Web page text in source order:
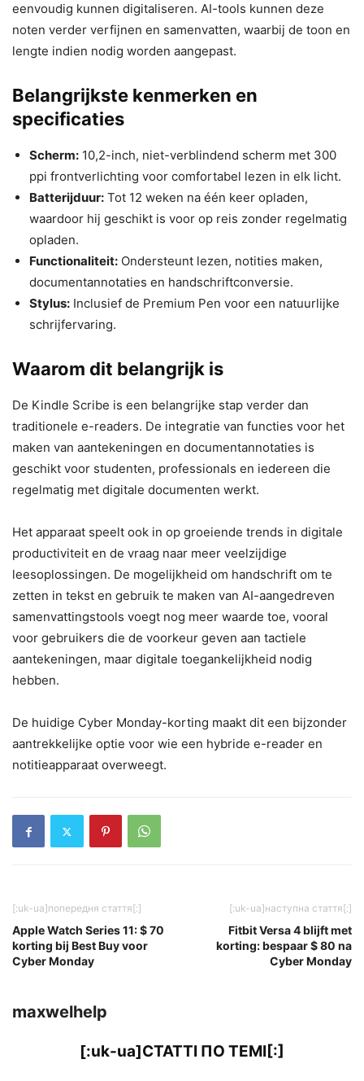
eenvoudig kunnen digitaliseren. AI-tools kunnen deze
noten verder verfijnen en samenvatten, waarbij de toon en
lengte indien nodig worden aangepast.
Belangrijkste kenmerken en
specificaties
Scherm: 10,2-inch, niet-verblindend scherm met 300
ppi frontverlichting voor comfortabel lezen in elk licht.
Batterijduur: Tot 12 weken na één keer opladen,
waardoor hij geschikt is voor op reis zonder regelmatig
opladen.
Functionaliteit: Ondersteunt lezen, notities maken,
documentannotaties en handschriftconversie.
Stylus: Inclusief de Premium Pen voor een natuurlijke
schrijfervaring.
Waarom dit belangrijk is
De Kindle Scribe is een belangrijke stap verder dan
traditionele e-readers. De integratie van functies voor het
maken van aantekeningen en documentannotaties is
geschikt voor studenten, professionals en iedereen die
regelmatig met digitale documenten werkt.
Het apparaat speelt ook in op groeiende trends in digitale
productiviteit en de vraag naar meer veelzijdige
leesoplossingen. De mogelijkheid om handschrift om te
zetten in tekst en gebruik te maken van AI-aangedreven
samenvattingstools voegt nog meer waarde toe, vooral
voor gebruikers die de voorkeur geven aan tactiele
aantekeningen, maar digitale toegankelijkheid nodig
hebben.
De huidige Cyber ​​Monday-korting maakt dit een bijzonder
aantrekkelijke optie voor wie een hybride e-reader en
notitieapparaat overweegt.
[:uk-ua]попередня стаття[:]
Apple Watch Series 11: $ 70
korting bij Best Buy voor
Cyber Monday
[:uk-ua]наступна стаття[:]
Fitbit Versa 4 blijft met
korting: bespaar $ 80 na
Cyber Monday
maxwelhelp
[:uk-ua]СТАТТІ ПО ТЕМІ[:]